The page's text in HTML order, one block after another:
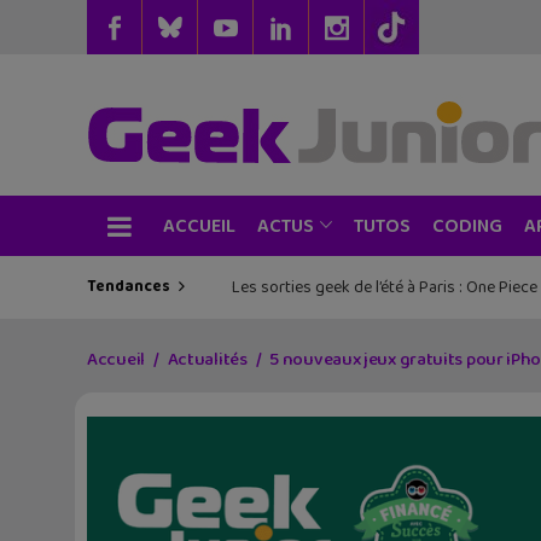
ACCUEIL ACTUS TUTOS CODING
Tendances Les sorties geek de l’été à Paris : One
Accueil Actualités 5 nouveaux jeux gratuits pour